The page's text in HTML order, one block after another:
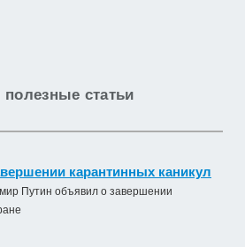
полезные статьи
карантинных каникул
Путин объявил о завершении